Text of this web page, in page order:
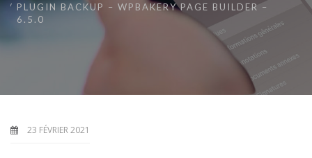
PLUGIN BACKUP – WPBAKERY PAGE BUILDER –
6.5.0
23 FÉVRIER 2021